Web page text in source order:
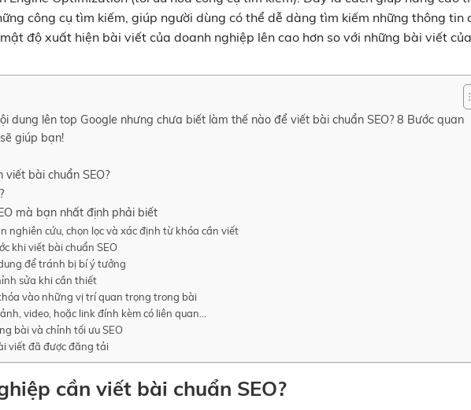
công cụ tìm kiếm, giúp người dùng có thể dễ dàng tìm kiếm những thông tin
độ xuất hiện bài viết của doanh nghiệp lên cao hơn so với những bài viết
dung lên top Google nhưng chưa biết làm thế nào để viết bài chuẩn SEO? 8 Bước quan
giúp bạn!
bài chuẩn SEO?
mà bạn nhất định phải biết
nghiên cứu, chọn lọc và xác định từ khóa cần viết
khi viết bài chuẩn SEO
để tránh bị bí ý tưởng
sửa khi cần thiết
vào những vị trí quan trọng trong bài
video, hoặc link đính kèm có liên quan…
bài và chỉnh tối ưu SEO
viết đã được đăng tải
cần viết bài chuẩn SEO?